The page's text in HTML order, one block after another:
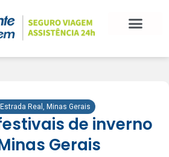
Estrada Real , Minas Gerais
de inverno
Gerais